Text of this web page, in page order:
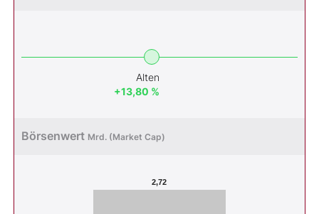
Alten
+13,80 %
Börsenwert Mrd. (Market Cap)
2,72